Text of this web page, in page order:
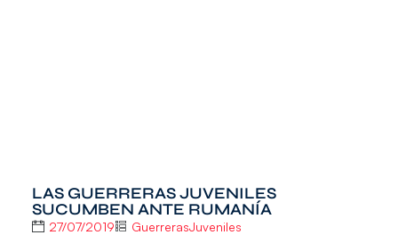
LAS GUERRERAS JUVENILES
SUCUMBEN ANTE RUMANÍA
27/07/2019 GuerrerasJuveniles